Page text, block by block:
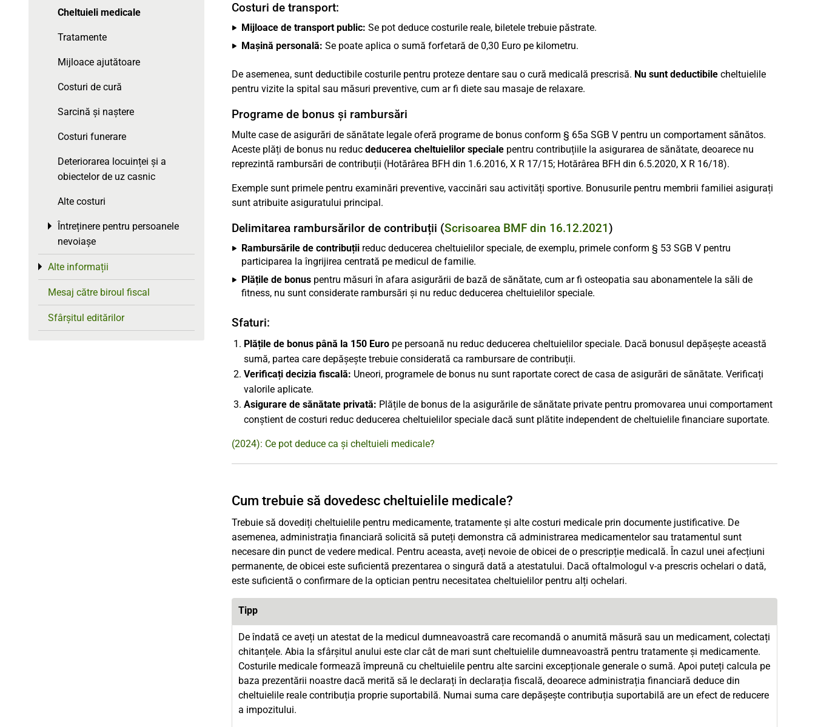
Costuri de transport:
Mijloace de transport public: Se pot deduce costurile reale, biletele trebuie păstrate.
Mașină personală: Se poate aplica o sumă forfetară de 0,30 Euro pe kilometru.
De asemenea, sunt deductibile costurile pentru proteze dentare sau o cură medicală prescrisă. Nu sunt deductibile cheltuielile
pentru vizite la spital sau măsuri preventive, cum ar fi diete sau masaje de relaxare.
Programe de bonus și rambursări
Multe case de asigurări de sănătate legale oferă programe de bonus conform § 65a SGB V pentru un comportament sănătos.
Aceste plăți de bonus nu reduc deducerea cheltuielilor speciale pentru contribuțiile la asigurarea de sănătate, deoarece nu
reprezintă rambursări de contribuții (Hotărârea BFH din 1.6.2016, X R 17/15; Hotărârea BFH din 6.5.2020, X R 16/18).
Exemple sunt primele pentru examinări preventive, vaccinări sau activități sportive. Bonusurile pentru membrii familiei asigurați
sunt atribuite asiguratului principal.
Delimitarea rambursărilor de contribuții (Scrisoarea BMF din 16.12.2021)
Rambursările de contribuții reduc deducerea cheltuielilor speciale, de exemplu, primele conform § 53 SGB V pentru
participarea la îngrijirea centrată pe medicul de familie.
Plățile de bonus pentru măsuri în afara asigurării de bază de sănătate, cum ar fi osteopatia sau abonamentele la săli de
fitness, nu sunt considerate rambursări și nu reduc deducerea cheltuielilor speciale.
Sfaturi:
Plățile de bonus până la 150 Euro pe persoană nu reduc deducerea cheltuielilor speciale. Dacă bonusul depășește această
sumă, partea care depășește trebuie considerată ca rambursare de contribuții.
Verificați decizia fiscală: Uneori, programele de bonus nu sunt raportate corect de casa de asigurări de sănătate. Verificați
valorile aplicate.
Asigurare de sănătate privată: Plățile de bonus de la asigurările de sănătate private pentru promovarea unui comportament
conștient de costuri reduc deducerea cheltuielilor speciale dacă sunt plătite independent de cheltuielile financiare suportate.
(2024): Ce pot deduce ca și cheltuieli medicale?
Cum trebuie să dovedesc cheltuielile medicale?
Trebuie să dovediți cheltuielile pentru medicamente, tratamente și alte costuri medicale prin documente justificative. De
asemenea, administrația financiară solicită să puteți demonstra că administrarea medicamentelor sau tratamentul sunt
necesare din punct de vedere medical. Pentru aceasta, aveți nevoie de obicei de o prescripție medicală. În cazul unei afecțiuni
permanente, de obicei este suficientă prezentarea o singură dată a atestatului. Dacă oftalmologul v-a prescris ochelari o dată,
este suficientă o confirmare de la optician pentru necesitatea cheltuielilor pentru alți ochelari.
Tipp
De îndată ce aveți un atestat de la medicul dumneavoastră care recomandă o anumită măsură sau un medicament, colectați
chitanțele. Abia la sfârșitul anului este clar cât de mari sunt cheltuielile dumneavoastră pentru tratamente și medicamente.
Costurile medicale formează împreună cu cheltuielile pentru alte sarcini excepționale generale o sumă. Apoi puteți calcula pe
baza prezentării noastre dacă merită să le declarați în declarația fiscală, deoarece administrația financiară deduce din
cheltuielile reale contribuția proprie suportabilă. Numai suma care depășește contribuția suportabilă are un efect de reducere
a impozitului.
Cheltuieli medicale
Tratamente
Mijloace ajutătoare
Costuri de cură
Sarcină și naștere
Costuri funerare
Deteriorarea locuinței și a
obiectelor de uz casnic
Alte costuri
Întreținere pentru persoanele
nevoiașe
Toggle menu
Alte informații
Toggle menu
Mesaj către biroul fiscal
Sfârșitul editărilor